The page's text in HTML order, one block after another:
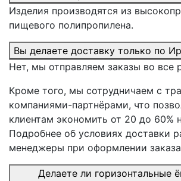
Изделия производятся из
пищевого полипропилена.
Вы делаете доставку только по
Нет, мы отправляем заказы во все
Кроме того, мы сотрудничаем с
компаниями-партнёрами, что
клиентам экономить от 20 до 60%
Подробнее об условиях доставки
менеджеры при оформлении
Делаете ли горизонтальные